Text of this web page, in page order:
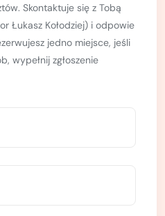
Skontaktuje się z Tobą
Łukasz Kołodziej) i odpowie
jedno miejsce, jeśli
wypełnij zgłoszenie